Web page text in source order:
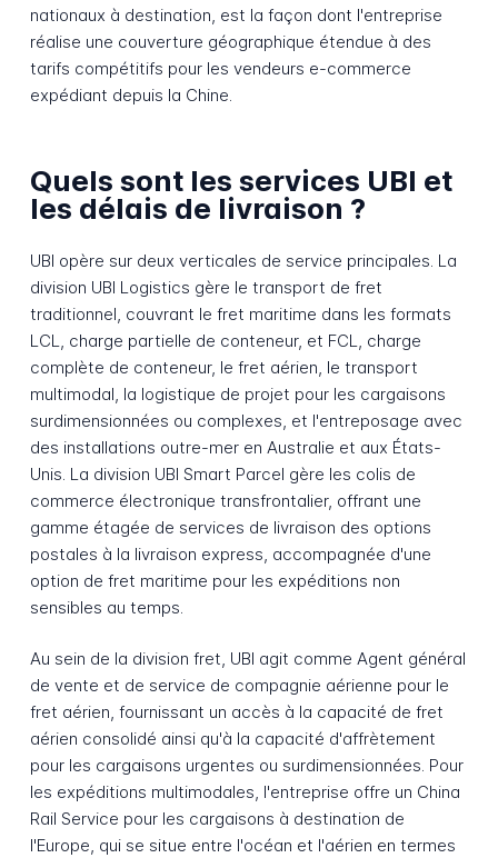
nationaux à destination, est la façon dont l'entreprise
réalise une couverture géographique étendue à des
tarifs compétitifs pour les vendeurs e-commerce
expédiant depuis la Chine.
Quels sont les services UBI et
les délais de livraison ?
UBI opère sur deux verticales de service principales. La
division UBI Logistics gère le transport de fret
traditionnel, couvrant le fret maritime dans les formats
LCL, charge partielle de conteneur, et FCL, charge
complète de conteneur, le fret aérien, le transport
multimodal, la logistique de projet pour les cargaisons
surdimensionnées ou complexes, et l'entreposage avec
des installations outre-mer en Australie et aux États-
Unis. La division UBI Smart Parcel gère les colis de
commerce électronique transfrontalier, offrant une
gamme étagée de services de livraison des options
postales à la livraison express, accompagnée d'une
option de fret maritime pour les expéditions non
sensibles au temps.
Au sein de la division fret, UBI agit comme Agent général
de vente et de service de compagnie aérienne pour le
fret aérien, fournissant un accès à la capacité de fret
aérien consolidé ainsi qu'à la capacité d'affrètement
pour les cargaisons urgentes ou surdimensionnées. Pour
les expéditions multimodales, l'entreprise offre un China
Rail Service pour les cargaisons à destination de
l'Europe, qui se situe entre l'océan et l'aérien en termes